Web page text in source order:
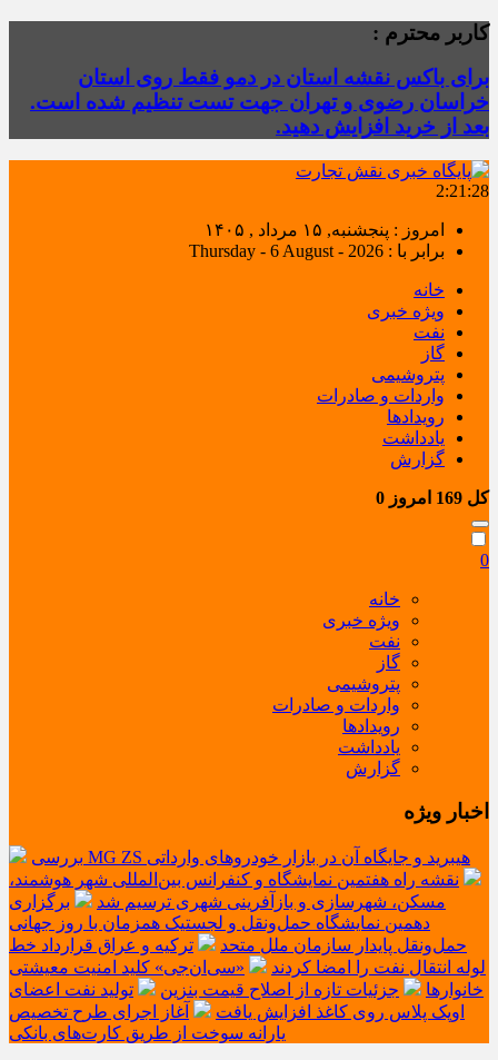
کاربر محترم :
برای باکس نقشه استان در دمو فقط روی استان
خراسان رضوی و تهران جهت تست تنظیم شده است.
بعد از خرید افزایش دهید.
2:21:28
امروز : پنجشنبه, ۱۵ مرداد , ۱۴۰۵
برابر با : Thursday - 6 August - 2026
خانه
ویژه خبری
نفت
گاز
پتروشیمی
واردات و صادرات
رویدادها
یادداشت
گزارش
کل امروز 0
0
خانه
ویژه خبری
نفت
گاز
پتروشیمی
واردات و صادرات
رویدادها
یادداشت
گزارش
اخبار ویژه
بررسی MG ZS هیبرید و جایگاه آن در بازار خودروهای وارداتی
نقشه راه هفتمین نمایشگاه و کنفرانس بین‌المللی شهر هوشمند،
مسکن، شهرسازی و بازآفرینی شهری ترسیم شد
برگزاری
دهمین نمایشگاه حمل‌ونقل و لجستیک همزمان با روز جهانی
حمل‌ونقل پایدار سازمان ملل متحد
ترکیه و عراق قرارداد خط
لوله انتقال نفت را امضا کردند
«سی‌ان‌جی» کلید امنیت معیشتی
خانوارها
جزئیات تازه از اصلاح قیمت بنزین
تولید نفت اعضای
اوپک پلاس روی کاغذ افزایش یافت
آغاز اجرای طرح تخصیص
یارانه سوخت از طریق کارت‌های بانکی